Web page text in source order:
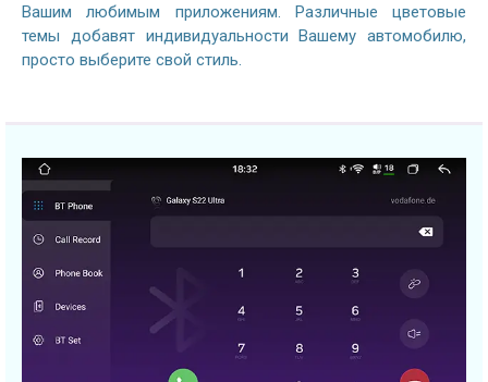
Вашим любимым приложениям. Различные цветовые
темы добавят индивидуальности Вашему автомобилю,
просто выберите свой стиль.